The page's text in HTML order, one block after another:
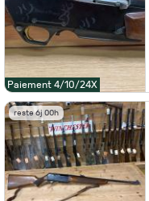
Paiement 4/10/24X
reste 6j 00h